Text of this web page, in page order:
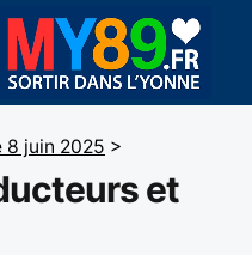
8 juin 2025 >
et